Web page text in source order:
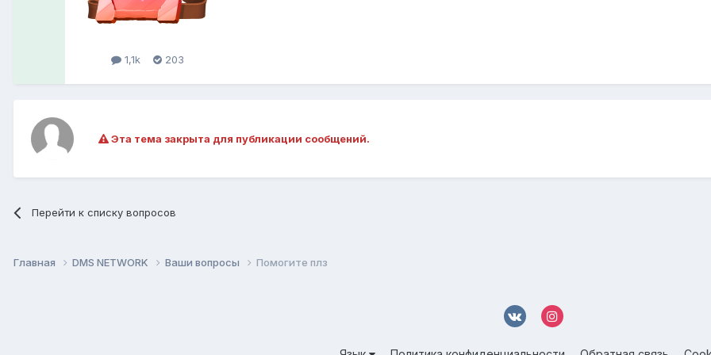
1,1k 203
Эта тема закрыта для публикации сообщений.
Перейти к списку вопросов
Главная DMS NETWORK Ваши вопросы Помогите плз